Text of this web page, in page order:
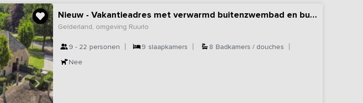
Nieuw - Vakantieadres met verwarmd buitenzwembad en bubbelbaden
Gelderland, omgeving Ruurlo
9 - 22 personen 9 slaapkamers 8 Badkamers / douches
Nee